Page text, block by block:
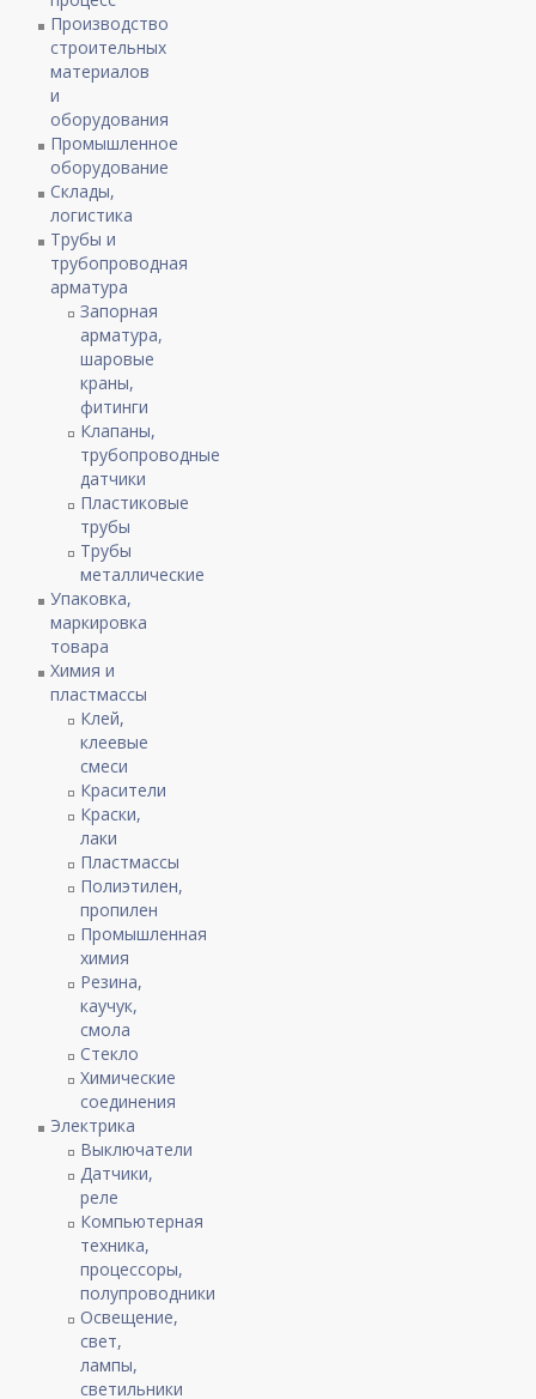
Производство
строительных
материалов
и
оборудования
Промышленное
оборудование
Склады,
логистика
Трубы и
трубопроводная
арматура
Запорная
арматура,
шаровые
краны,
фитинги
Клапаны,
трубопроводные
датчики
Пластиковые
трубы
Трубы
металлические
Упаковка,
маркировка
товара
Химия и
пластмассы
Клей,
клеевые
смеси
Красители
Краски,
лаки
Пластмассы
Полиэтилен,
пропилен
Промышленная
химия
Резина,
каучук,
смола
Стекло
Химические
соединения
Электрика
Выключатели
Датчики,
реле
Компьютерная
техника,
процессоры,
полупроводники
Освещение,
свет,
лампы,
светильники